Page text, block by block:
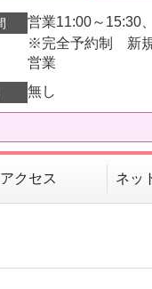
営業11:00～15:30
※完全予約制 新
営業
無し
アクセス ネッ